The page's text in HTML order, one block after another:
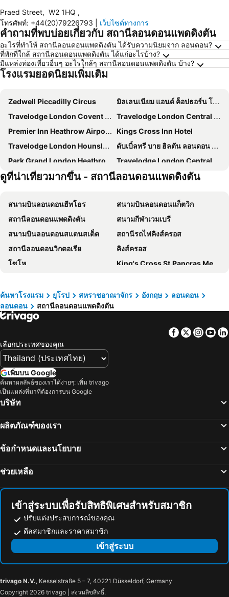
Praed Street, W2 1HQ ,
โทรศัพท์: +44(20)79226793 เว็บไซต์ทางการ
คำถามที่พบบ่อยเกี่ยวกับ สถานีลอนดอนแพดดิงตัน
อะไรที่ทำให้ สถานีลอนดอนแพดดิงตัน ได้รับความนิยมจาก ลอนดอน?
ที่พักที่ใกล้ สถานีลอนดอนแพดดิงตัน ได้แก่อะไรบ้าง?
มีแหล่งท่องเที่ยวอื่นๆ อะไรใกล้ๆ สถานีลอนดอนแพดดิงตัน บ้าง?
โรงแรมยอดนิยมเพิ่มเติม
Zedwell Piccadilly Circus
มิลเลนเนียม แอนด์ ค็อปธอร์น โฮเทลส์ แอท เชลซี ฟุตบอล คลับ
Travelodge London Covent Garden
Travelodge London Central City Road
Premier Inn Heathrow Airport Terminal 4
Kings Cross Inn Hotel
Travelodge London Hounslow
ดับเบิ้ลทรี บาย ฮิลตัน ลอนดอน ด็อกแลนด์ ริเวอร์ไซด์
Park Grand London Heathrow Hotel
Travelodge London Central Euston
Strand Palace
Hilton Garden Inn London Heathrow Terminal 2 and 3
โรงแรมเอลเลน เคนซิงตัน
Travelodge London Chigwell
Hilton London Canary Wharf
ฮิลตัน ลอนดอน แพดดิงตัน
ปาร์ค แกรนด์ ลอนดอน ไฮด์ปาร์ค
Best Western London Heathrow Ariel Hotel
Hotel Riu Plaza London The Westminster
Kip Hotel
Holiday Inn Express London - Limehouse By Ihg
Assembly Leicester Square
Heeton Concept Hotel - Kensington London
โรงแรมการ์เดนวิว
เมอร์เคียว ลอนดอน แพดดิงตัน
Crowne Plaza London - Kingston By Ihg
Dorsett Shepherds Bush
Park Avenue Bayswater Inn Hyde Park
ibis London Heathrow Airport
City London Hotel
โนโวเทล ลอนดอน แพดดิงตัน
โรงแรมสโลน สแควร์
Point A Hotel London Kings Cross – St Pancras
Novotel London Blackfriars
Shakespeare Hotel
Dolphin Hotel
Stylotel
เดย์ อินน์ ลอนดอน ไฮด์พาร์ค
Premier Inn London Paddington - Paddington Station
Belvedere Hotel
โรงแรมนอร์ฟอล์ค ทาวเวอร์ แพดดิงตัน
The Westbourne Hyde Park
โรงแรมลอนดอน แมริออท รีเจนซ์ พาร์ค
ดูที่น่าเที่ยวมากขึ้น - สถานีลอนดอนแพดดิงตัน
สนามบินลอนดอนฮีทโธร
สนามบินลอนดอนแก็ตวิก
สถานีลอนดอนแพดดิงตัน
สนามกีฬาเวมเบรี
สนามบินลอนดอนสแตนสเต็ต
สถานีรถไฟคิงส์ครอส
สถานีลอนดอนวิกตอเรีย
คิงส์ครอส
โซโห
King's Cross St.Pancras Metro Station
Angel Metro Station
โคเวนท์การ์เด้น
รถไฟใต้ดินลอนดอน
ธอร์ปพาร์
Earl's Court Metro Station
แวกซ์ฮอล์
Canary Wharf Underground Station
สนามบินนานาชาติเบอร์มิงแฮม
เลโก้แลนด์วินด์เซอร์
แพดดิงตัน
บัคคีงแฮมพาเลส
เซ็นทรัลเซนต์ไจล์ส
สถานีถนนลิเวอร์พูล
บริคเลน
Brixton Metro Station
The Hayling Billy Coastal Path
สนามบินนานาชาติบริสตอล
ฮีโทรเอ็กเพลส
Westbourne Green
ค้นหาโรงแรม ยุโรป สหราชอาณาจักร อังกฤษ
ลอนดอน
ลอนดอน
สถานีลอนดอนแพดดิงตัน
Facebook
Twitter
เลือกประเทศของคุณ
เพิ่มบน Google
ค้นหาผลลัพธ์ของเราได้ง่ายๆ: เพิ่ม trivago
เป็นแหล่งที่มาที่ต้องการบน Google
บริษัท
ผลิตภัณฑ์ของเรา
ข้อกำหนดและนโยบาย
ช่วยเหลือ
เข้าสู่ระบบเพื่อรับสิทธิพิเศษสำหรับสมาชิก
ปรับแต่งประสบการณ์ของคุณ
ดีลสมาชิกและราคาสมาชิก
เข้าสู่ระบบ
trivago N.V., Kesselstraße 5 – 7, 40221 Düsseldorf, Germany
Copyright 2026 trivago | สงวนลิขสิทธิ์.